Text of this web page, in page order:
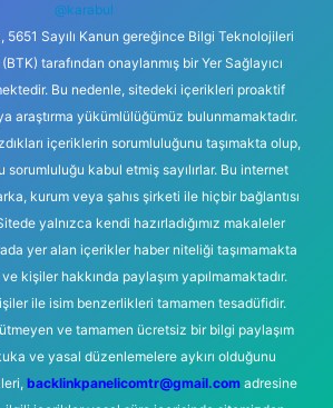
@karabul
5651 Sayılı Kanun gereğince Bilgi Teknolojileri
tarafından onaylanmış bir Yer Sağlayıcı
Bu nedenle, sitedeki içerikleri proaktif
araştırma yükümlülüğümüz bulunmamaktadır.
içeriklerin sorumluluğunu taşımakta olup,
sorumluluğu kabul etmiş sayılırlar. Bu internet
kurum veya şahıs şirketi ile hiçbir bağlantısı
yalnızca kendi hazırladığımız makaleler
yer alan içerikler haber niteliği taşımamakta
kişiler hakkında paylaşım yapılmamaktadır.
ile isim benzerlikleri tamamen tesadüfidir.
ve tamamen ücretsiz bir bilgi paylaşım
ve yasal düzenlemelere aykırı olduğunu
backlinkpanelicomtr@gmail.comadresine